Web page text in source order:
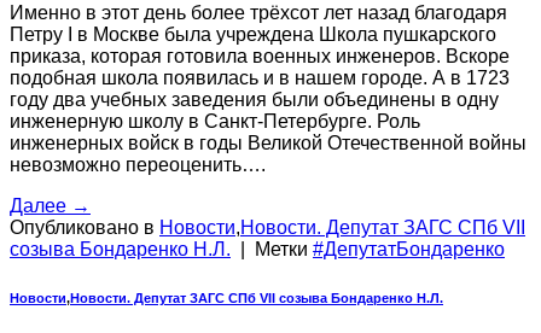
Именно в этот день более трёхсот лет назад благодаря
Петру I в Москве была учреждена Школа пушкарского
приказа, которая готовила военных инженеров. Вскоре
подобная школа появилась и в нашем городе. А в 1723
году два учебных заведения были объединены в одну
инженерную школу в Санкт-Петербурге. Роль
инженерных войск в годы Великой Отечественной войны
невозможно переоценить….
Далее →
Опубликовано в Новости,Новости. Депутат ЗАГС СПб VII
созыва Бондаренко Н.Л.
Метки #ДепутатБондаренко
Новости,Новости. Депутат ЗАГС СПб VII созыва Бондаренко Н.Л.